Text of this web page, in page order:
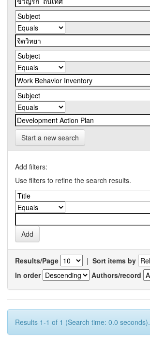
Start a new search
Add filters:
Use filters to refine the search results.
Results/Page | Sort items by
In order
Authors/record
Results 1-1 of 1 (Search time: 0.0 seconds).